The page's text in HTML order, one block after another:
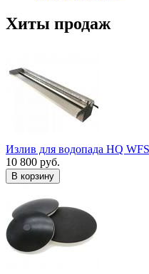
Хиты продаж
Излив для водопада HQ
10 800 руб.
В корзину